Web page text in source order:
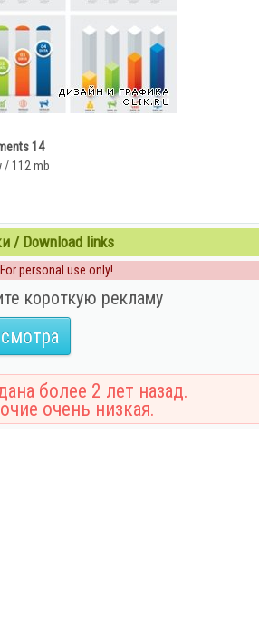
14
/ 112 mb
/ Download links
personal use only!
короткую рекламу
более 2 лет назад.
очень низкая.